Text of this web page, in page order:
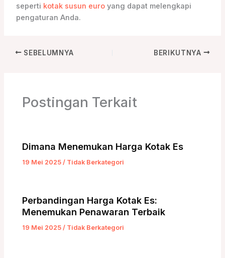
seperti kotak susun euroyang dapat melengkapi
pengaturan Anda.
SEBELUMNYA BERIKUTNYA
Postingan Terkait
Dimana Menemukan Harga Kotak Es
19 Mei 2025/ Tidak Berkategori
Perbandingan Harga Kotak Es:
Menemukan Penawaran Terbaik
19 Mei 2025 / Tidak Berkategori